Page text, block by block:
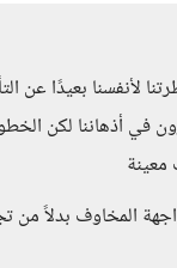
لأنفسنا بعيدًا عن
في أذهاننا لكن
المخاوف بدلاً من